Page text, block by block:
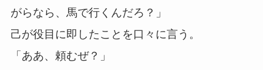
がらなら、馬で行くんだろ？」
己が役目に即したことを口々に言う。
「ああ、頼むぜ？」